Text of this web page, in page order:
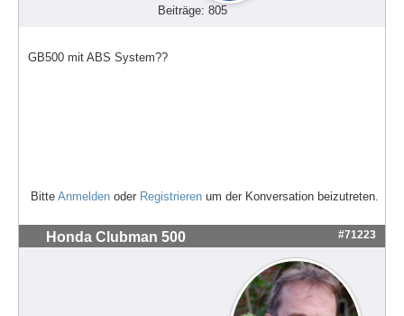
Beiträge: 805
GB500 mit ABS System??
Bitte Anmelden oder Registrieren um der Konversation beizutreten.
Honda Clubman 500 #71223